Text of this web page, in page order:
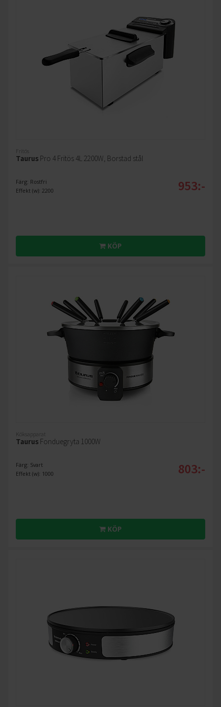
Fritös
Taurus Pro 4 Fritös 4L 2200W, Borstad stål
Färg: Rostfri
Effekt (w): 2200
953:-
KÖP
Köksapparat
Taurus Fonduegryta 1000W
Färg: Svart
Effekt (w): 1000
803:-
KÖP